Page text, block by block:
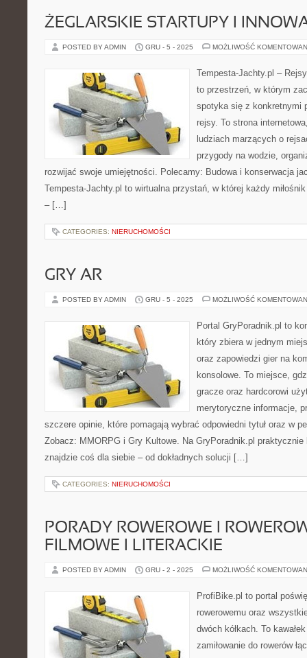
ŻEGLARSKIE STARTUPY I
POSTED BY ADMIN GRU - 5 - 2025 MOŻLIWOŚĆ
Tempesta-Jachty.pl –
to przestrzeń, w którym
spotyka się z konkretnymi
rejsy. To strona
ludziach marzących o
przygody na wodzie,
rozwijać swoje umiejętności. Polecamy: Budowa i konserwacja
Tempesta-Jachty.pl to wirtualna przystań, w której każdy
– […]
CATEGORIES: NIERUCHOMOŚCI
GRY AR
POSTED BY ADMIN GRU - 5 - 2025 MOŻLIWOŚĆ
Portal GryPoradnik.pl to
który zbiera w jednym
oraz zapowiedzi gier na
konsolowe. To miejsce,
gracze oraz hardcorowi
merytoryczne informacje,
szczere opinie, które pomagają wybrać odpowiedni tytuł oraz w
Zobacz: MMORPG i Gry Kultowe. Na GryPoradnik.pl
znajdzie coś dla siebie – od dokładnych solucji […]
CATEGORIES: NIERUCHOMOŚCI
PORADY ROWEROWE I
FILMOWE I LITERACKIE
POSTED BY ADMIN GRU - 2 - 2025 MOŻLIWOŚĆ
ProfiBike.pl to portal
rowerowemu oraz
dwóch kółkach. To
zamiłowanie do rowerów